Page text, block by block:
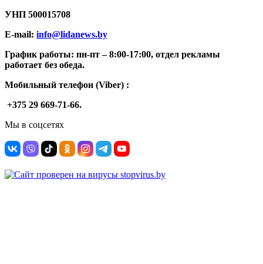
УНП 500015708
E-mail: info@lidanews.by
График работы: пн-пт –8:00-17:00, отдел рекламы
работает без обеда.
Мобильный телефон (Viber) :
+375 29 669-71-66.
Мы в соцсетях